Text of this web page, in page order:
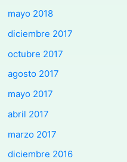
mayo 2018
diciembre 2017
octubre 2017
agosto 2017
mayo 2017
abril 2017
marzo 2017
diciembre 2016